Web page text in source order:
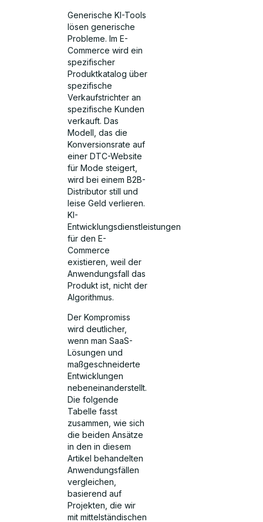
Generische KI-Tools
lösen generische
Probleme. Im E-
Commerce wird ein
spezifischer
Produktkatalog über
spezifische
Verkaufstrichter an
spezifische Kunden
verkauft. Das
Modell, das die
Konversionsrate auf
einer DTC-Website
für Mode steigert,
wird bei einem B2B-
Distributor still und
leise Geld verlieren.
KI-
Entwicklungsdienstleistungen
für den E-
Commerce
existieren, weil der
Anwendungsfall das
Produkt ist, nicht der
Algorithmus.
Der Kompromiss
wird deutlicher,
wenn man SaaS-
Lösungen und
maßgeschneiderte
Entwicklungen
nebeneinanderstellt.
Die folgende
Tabelle fasst
zusammen, wie sich
die beiden Ansätze
in den in diesem
Artikel behandelten
Anwendungsfällen
vergleichen,
basierend auf
Projekten, die wir
mit mittelständischen